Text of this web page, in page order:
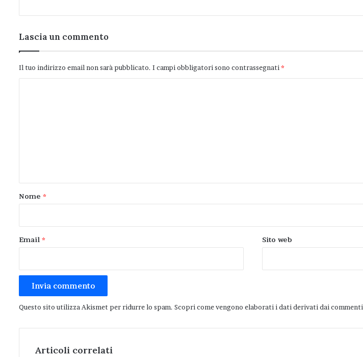
Lascia un commento
Il tuo indirizzo email non sarà pubblicato. I campi obbligatori sono contrassegnati *
o
Nome *
Email * Sito web
Questo sito utilizza Akismet per ridurre lo spam. Scopri come vengono elaborati i dati derivati dai commenti
Articoli correlati